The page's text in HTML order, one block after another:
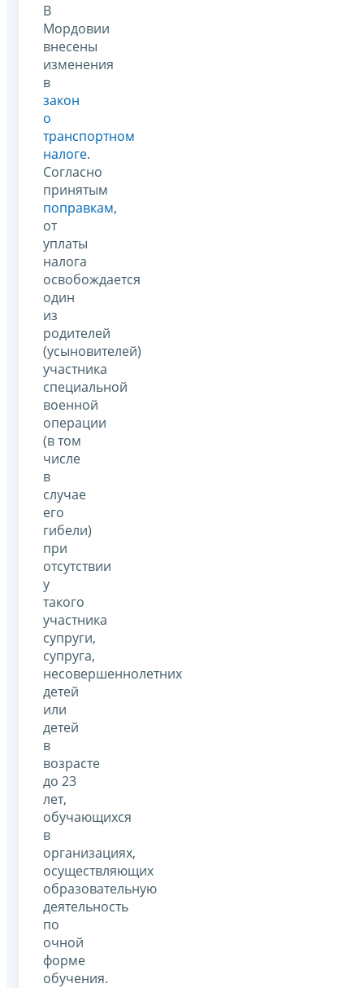
В
Мордовии
внесены
изменения
в
закон
о
транспортном
налоге.
Согласно
принятым
поправкам,
от
уплаты
налога
освобождается
один
из
родителей
(усыновителей)
участника
специальной
военной
операции
(в том
числе
в
случае
его
гибели)
при
отсутствии
у
такого
участника
супруги,
супруга,
несовершеннолетних
детей
или
детей
в
возрасте
до 23
лет,
обучающихся
в
организациях,
осуществляющих
образовательную
деятельность
по
очной
форме
обучения.